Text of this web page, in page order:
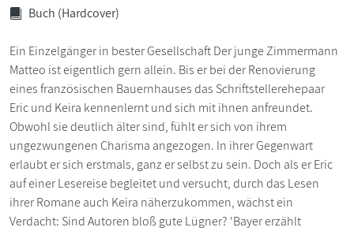
Buch (Hardcover)
Ein Einzelgänger in bester Gesellschaft Der junge Zimmermann
Matteo ist eigentlich gern allein. Bis er bei der Renovierung
eines französischen Bauernhauses das Schriftstellerehepaar
Eric und Keira kennenlernt und sich mit ihnen anfreundet.
Obwohl sie deutlich älter sind, fühlt er sich von ihrem
ungezwungenen Charisma angezogen. In ihrer Gegenwart
erlaubt er sich erstmals, ganz er selbst zu sein. Doch als er Eric
auf einer Lesereise begleitet und versucht, durch das Lesen
ihrer Romane auch Keira näherzukommen, wächst ein
Verdacht: Sind Autoren bloß gute Lügner? 'Bayer erzählt